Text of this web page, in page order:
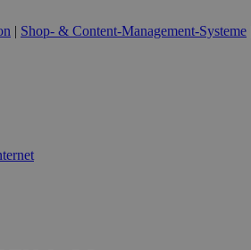
| Shop- & Content-Management-Systeme